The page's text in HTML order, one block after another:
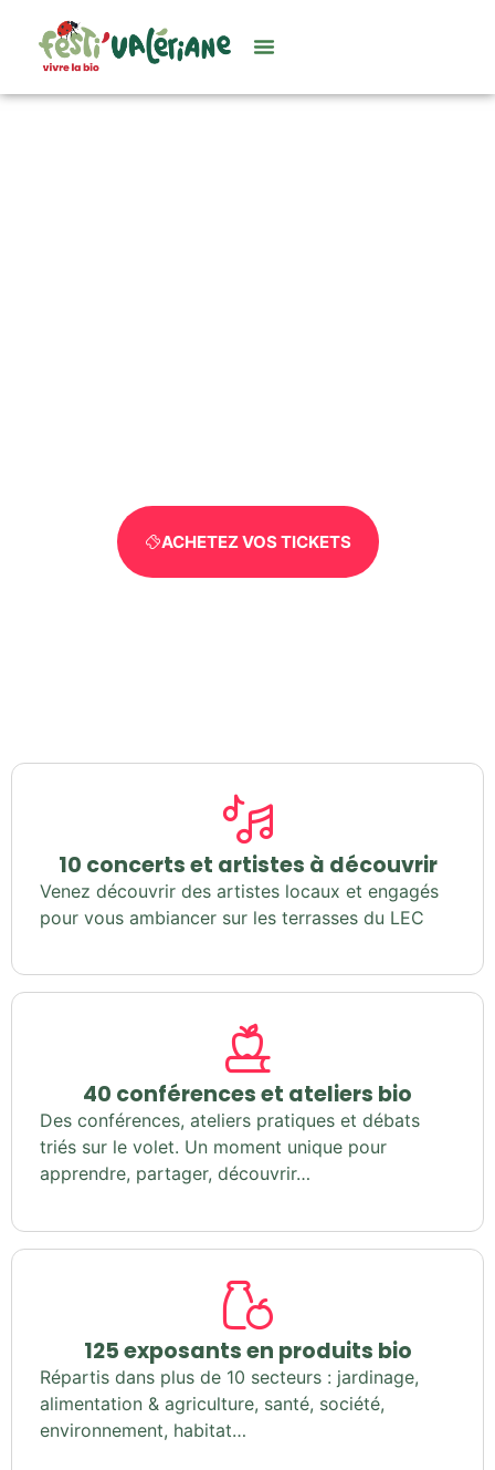
ACHETEZ VOS TICKETS
10 concerts et artistes à découvrir
Venez découvrir des artistes locaux et engagés
pour vous ambiancer sur les terrasses du LEC
40 conférences et ateliers bio
Des conférences, ateliers pratiques et débats
triés sur le volet. Un moment unique pour
apprendre, partager, découvrir…
125 exposants en produits bio
Répartis dans plus de 10 secteurs : jardinage,
alimentation & agriculture, santé, société,
environnement, habitat…